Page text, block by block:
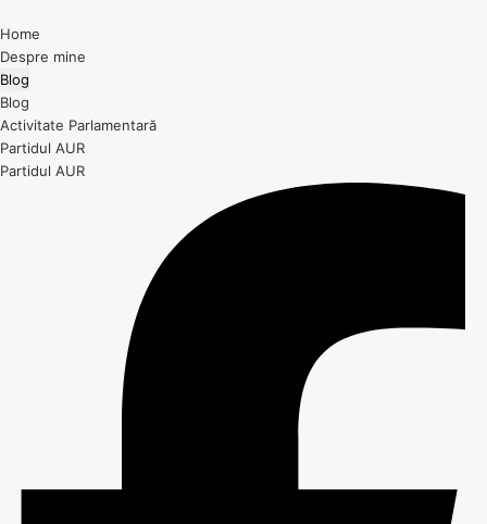
Home
Despre mine
Blog
Blog
Activitate Parlamentară
Partidul AUR
Partidul AUR